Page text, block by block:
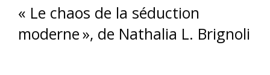
« Le chaos de la séduction
moderne », de Nathalia L. Brignoli